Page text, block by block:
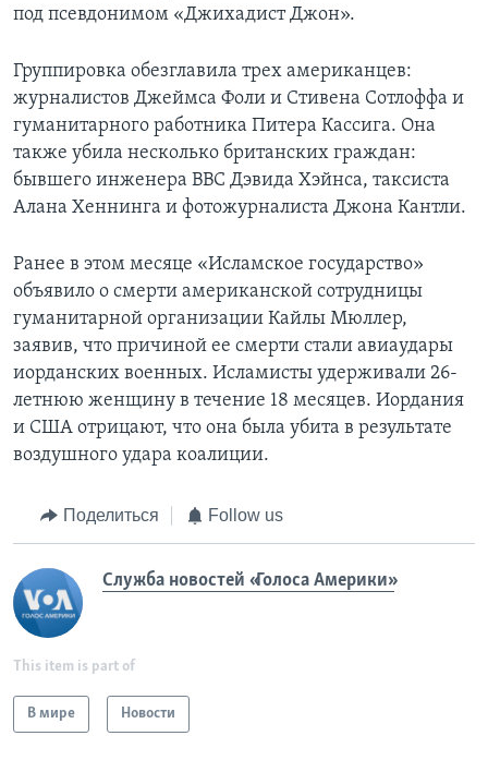
под псевдонимом «Джихадист Джон».
Группировка обезглавила трех американцев:
журналистов Джеймса Фоли и Стивена Сотлоффа и
гуманитарного работника Питера Кассига. Она
также убила несколько британских граждан:
бывшего инженера ВВС Дэвида Хэйнса, таксиста
Алана Хеннинга и фотожурналиста Джона Кантли.
Ранее в этом месяце «Исламское государство»
объявило о смерти американской сотрудницы
гуманитарной организации Кайлы Мюллер,
заявив, что причиной ее смерти стали авиаудары
иорданских военных. Исламисты удерживали 26-
летнюю женщину в течение 18 месяцев. Иордания
и США отрицают, что она была убита в результате
воздушного удара коалиции.
Поделиться Follow us
Служба новостей «Голоса Америки»
This item is part of
В мире Новости